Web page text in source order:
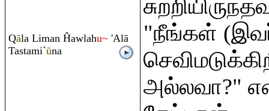
Qāla Liman Ĥawlahu~ 'Alā
Tastami`ūna
"நீங்கள்
அல்லவா?"